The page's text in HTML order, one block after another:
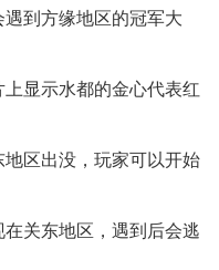
到方缘地区的冠军大
显示水都的金心代表红
区出没，玩家可以开始
关东地区，遇到后会逃